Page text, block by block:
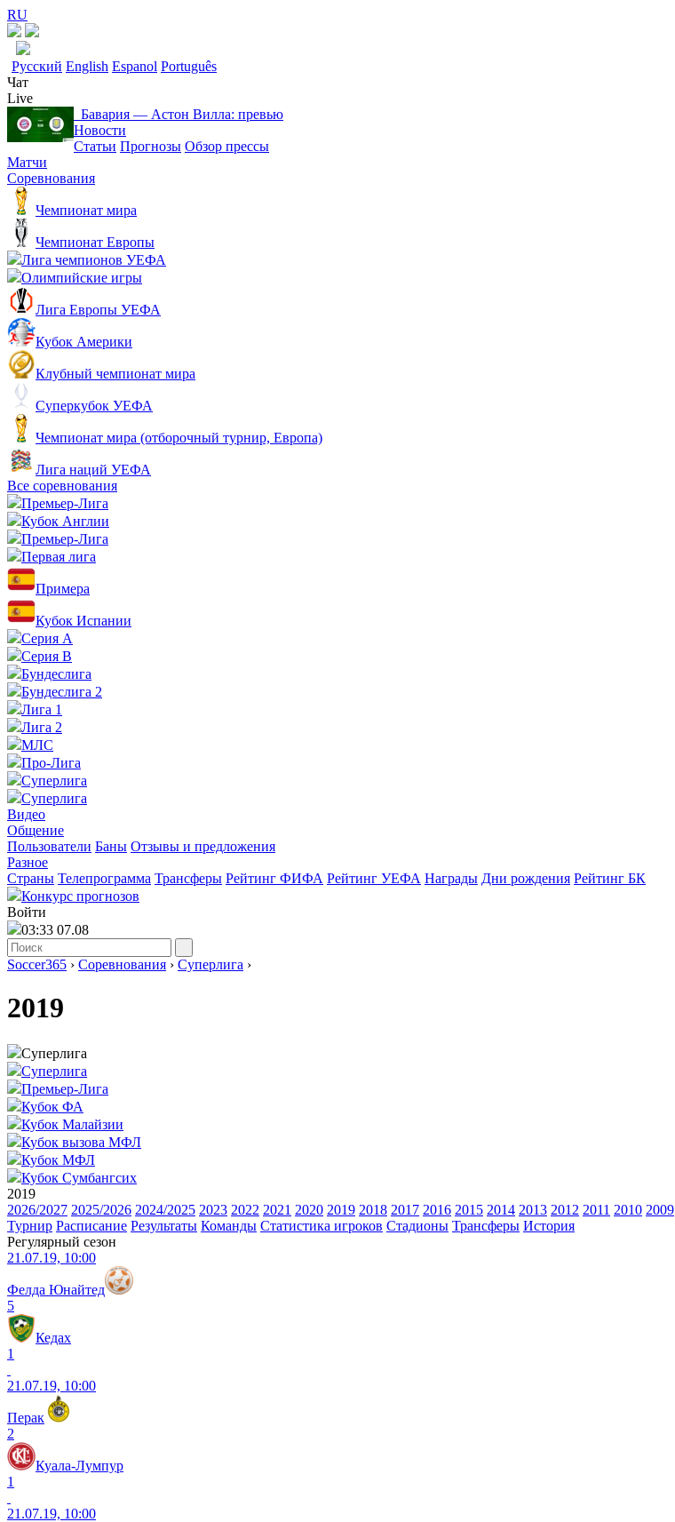
RU
Русский English Espanol Português
Чат
Live
Бавария ― Астон Вилла: превью
Новости
Статьи Прогнозы Обзор прессы
Матчи
Соревнования
Чемпионат мира
Чемпионат Европы
Лига чемпионов УЕФА
Олимпийские игры
Лига Европы УЕФА
Кубок Америки
Клубный чемпионат мира
Суперкубок УЕФА
Чемпионат мира (отборочный турнир, Европа)
Лига наций УЕФА
Все соревнования
Премьер-Лига
Кубок Англии
Премьер-Лига
Первая лига
Примера
Кубок Испании
Серия А
Серия B
Бундеслига
Бундеслига 2
Лига 1
Лига 2
МЛС
Про-Лига
Суперлига
Суперлига
Видео
Общение
Пользователи Баны Отзывы и предложения
Разное
Страны Телепрограмма Трансферы Рейтинг ФИФА Рейтинг УЕФА Награды Дни рождения Рейтинг БК
Конкурс прогнозов
Войти
03:33 07.08
Soccer365 › Соревнования › Суперлига ›
2019
Суперлига
Суперлига
Премьер-Лига
Кубок ФА
Кубок Малайзии
Кубок вызова МФЛ
Кубок МФЛ
Кубок Сумбангсих
2019
2026/2027 2025/2026 2024/2025 2023 2022 2021 2020 2019 2018 2017 2016 2015 2014 2013 2012 2011 2010 2009
Турнир Расписание Результаты Команды Статистика игроков Стадионы Трансферы История
Регулярный сезон
21.07.19, 10:00
Фелда Юнайтед
5
Кедах
1
21.07.19, 10:00
Перак
2
Куала-Лумпур
1
21.07.19, 10:00